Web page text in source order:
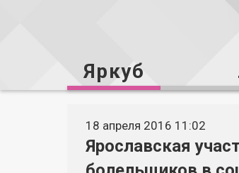
Яркуб
18 апреля 2016 11:02
Ярославская